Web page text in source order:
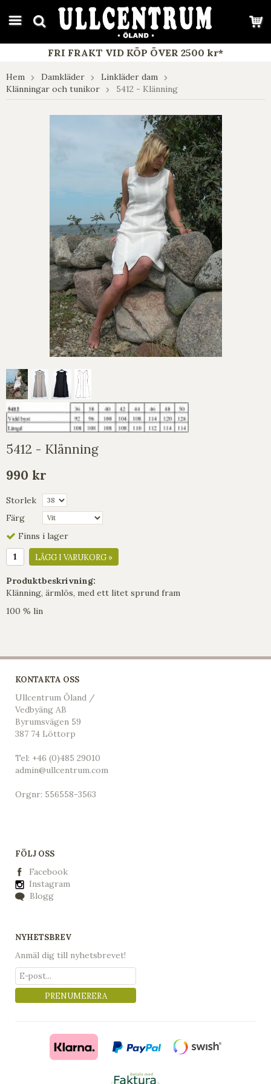
google-site-verification: google7e4b1026db5d9f32.html
FRI FRAKT VID KÖP ÖVER 2500 kr*
Hem Damkläder
Linkläder dam
Klänningar och tunikor
5412 - Klänning
5412 - Klänning
990 kr
Storlek
Färg
Finns i lager
LÄGG I VARUKORG »
Produktbeskrivning:
Klänning, ärmlös, med ett litet sprund fram
100 % lin
KONTAKTA OSS
Ullcentrum Öland /
Vedbyäng AB
Byrumsvägen 59
387 74 Löttorp
Tel: +46 (0)485 29010
admin@ullcentrum.com
Orgnr: 556558-3563
FÖLJ OSS
Facebook
Instagram
Blogg
NYHETSBREV
Anmäl dig till nyhetsbrevet!
PRENUMERERA